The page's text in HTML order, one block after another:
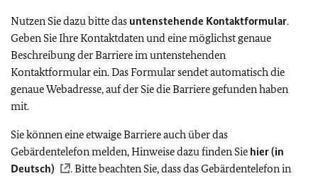
Nutzen Sie dazu bitte das untenstehende Kontaktformular.
Geben Sie Ihre Kontaktdaten und eine möglichst genaue
Beschreibung der Barriere im untenstehenden
Kontaktformular ein. Das Formular sendet automatisch die
genaue Webadresse, auf der Sie die Barriere gefunden haben
mit.
Sie können eine etwaige Barriere auch über das
Gebärdentelefon melden, Hinweise dazu finden Sie hier (in
Deutsch)
. Bitte beachten Sie, dass das Gebärdentelefon in